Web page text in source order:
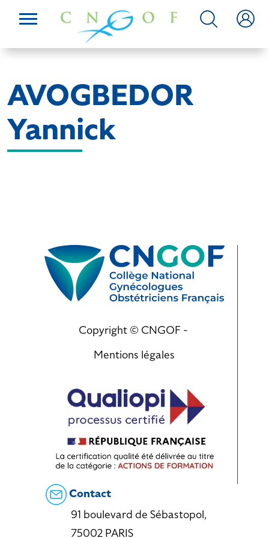
AVOGBEDOR
Yannick
Copyright © CNGOF -
Mentions légales
Contact
91 boulevard de Sébastopol,
75002 PARIS